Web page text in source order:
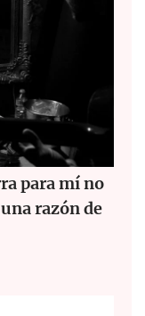
para mí no
razón de